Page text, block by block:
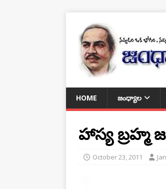
HOME జంధ్యాల
హాస్య బ్రహ్మ
October 23, 2011